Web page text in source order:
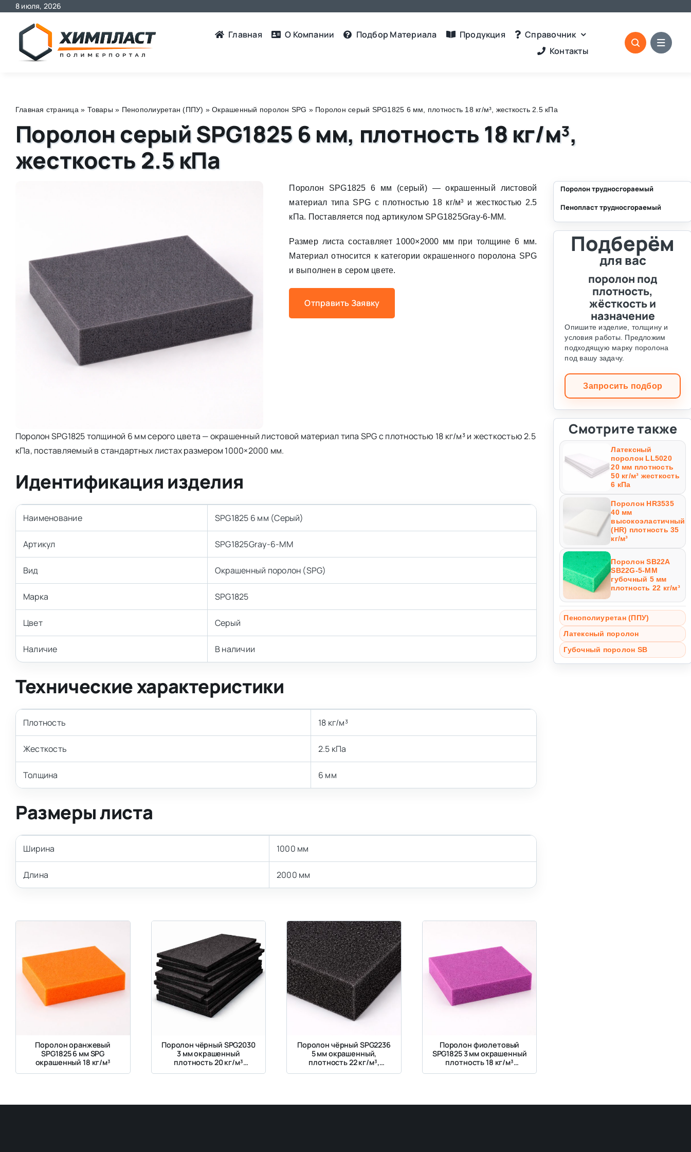
Skip
content
8 июля, 2026
Главная О Компании Подбор Материалa Продукция
Справочник
Контакты
Главная страница » Товары » Пенополиуретан (ППУ) »Окрашенный поролон SPG » Поролон серый SPG1825 6 мм, плотность 18 кг/м³, жесткость 2.5 кПа
Поролон серый SPG1825 6 мм, плотность 18 кг/м³,
жесткость 2.5 кПа
Поролон SPG1825 6 мм (серый) — окрашенный листовой
материал типа SPG с плотностью 18 кг/м³ и жесткостью 2.5
кПа. Поставляется под артикулом SPG1825Gray-6-MM.
Размер листа составляет 1000×2000 мм при толщине 6 мм.
Материал относится к категории окрашенного поролона SPG
и выполнен в сером цвете.
Отправить Заявку
Поролон SPG1825 толщиной 6 мм серого цвета — окрашенный листовой материал типа SPG с плотностью 18 кг/м³ и жесткостью 2.5
кПа, поставляемый в стандартных листах размером 1000×2000 мм.
Идентификация изделия
Наименование SPG1825 6 мм (Серый)
Артикул SPG1825Gray-6-MM
Вид Окрашенный поролон (SPG)
Марка SPG1825
Цвет Серый
Наличие В наличии
Технические характеристики
Плотность 18 кг/м³
Жесткость 2.5 кПа
Толщина 6 мм
Размеры листа
Ширина 1000 мм
Длина 2000 мм
Поролон оранжевый
SPG1825 6 мм SPG
окрашенный 18 кг/м³
Поролон чёрный SPG2030
3 мм окрашенный
плотность 20 кг/м³
Поролон чёрный SPG2236
5 мм окрашенный,
плотность 22 кг/м³,
Поролон фиолетовый
SPG1825 3 мм окрашенный
плотность 18 кг/м³
Поролон трудносгораемый
Пенопласт трудносгораемый
Подберём
для вас
поролон под
плотность,
жёсткость и
назначение
Опишите изделие, толщину и
условия работы. Предложим
подходящую марку поролона
под вашу задачу.
Запросить подбор
Смотрите также
Латексный
поролон LL5020
20 мм плотность
50 кг/м³ жесткость
6 кПа
Поролон HR3535
40 мм
высокоэластичный
(HR) плотность 35
кг/м³
Поролон SB22A
SB22G-5-MM
губочный 5 мм
плотность 22 кг/м³
Пенополиуретан (ППУ)
Латексный поролон
Губочный поролон SB